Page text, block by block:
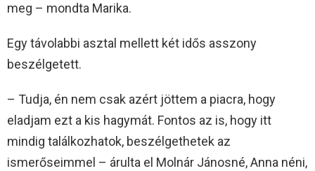
meg – mondta Marika.
Egy távolabbi asztal mellett két idős asszony
beszélgetett.
– Tudja, én nem csak azért jöttem a piacra, hogy
eladjam ezt a kis hagymát. Fontos az is, hogy itt
mindig találkozhatok, beszélgethetek az
ismerőseimmel – árulta el Molnár Jánosné, Anna néni,